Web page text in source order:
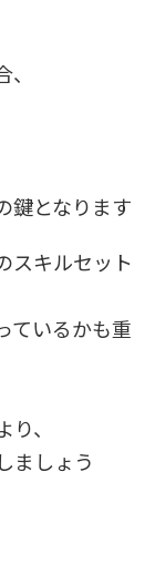
鍵となります
スキルセット
ているかも重
、
ましょう